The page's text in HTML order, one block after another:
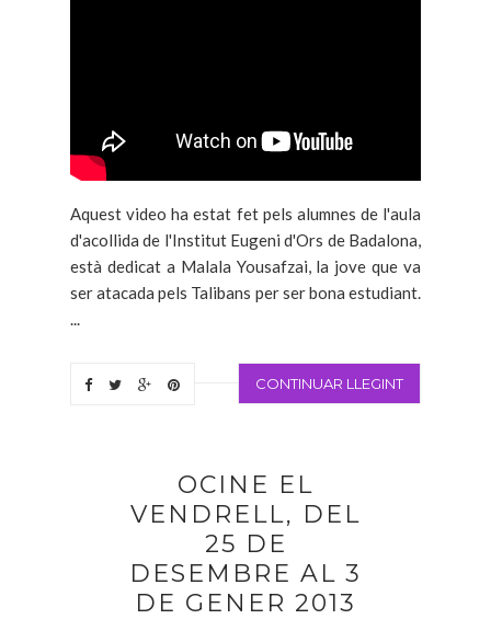
Aquest video ha estat fet pels alumnes de l'aula
d'acollida de l'Institut Eugeni d'Ors de Badalona,
està dedicat a Malala Yousafzai, la jove que va
ser atacada pels Talibans per ser bona estudiant.
CONTINUAR LLEGINT
OCINE EL
VENDRELL, DEL
25 DE
DESEMBRE AL 3
DE GENER 2013